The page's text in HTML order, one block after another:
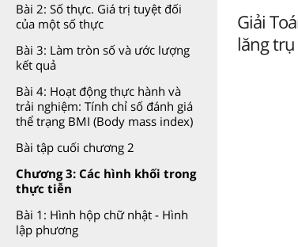
Bài 2: Số thực. Giá trị tuyệt đối
của một số thực
Bài 3: Làm tròn số và ước lượng
kết quả
Bài 4: Hoạt động thực hành và
trải nghiệm: Tính chỉ số đánh giá
thể trạng BMI (Body mass index)
Bài tập cuối chương 2
Chương 3: Các hình khối trong
thực tiễn
Bài 1: Hình hộp chữ nhật - Hình
lập phương
Giải
lăng